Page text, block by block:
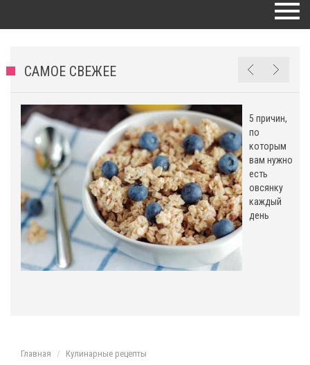
САМОЕ СВЕЖЕЕ
5 причин,
по
которым
вам нужно
есть
овсянку
каждый
день
Главная Кулинарные рецепты